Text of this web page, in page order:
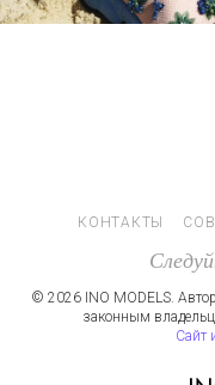
КОНТАКТЫ
© 2026 INO MODELS.
законным
Сайт